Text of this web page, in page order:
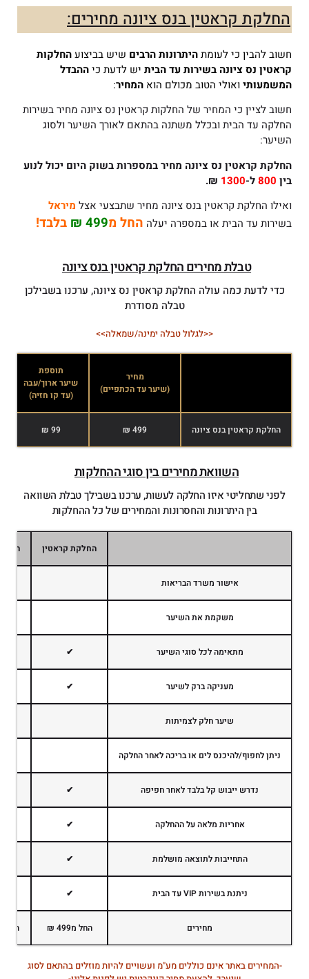
החלקת קראטין בנס ציונה מחירים:
חשוב להבין כי לעומתהיתרונות הרבים שיש בביצועהחלקות
קראטין נס ציונה בשירות עד הבית יש לדעת כיההבדל
המשמעותיואולי הטוב מכולם הוא המחיר:
חשוב לציין כי המחיר של החלקות קראטין נס ציונה מחיר בשירות
החלקה עד הבית ובכלל משתנה בהתאם לאורך השיער ולסוג
השיער:
החלקת קראטין נס ציונה מחיר במספרות בשוק היום יכול לנוע
בין 800ל-1300
₪.
ואילו החלקת קראטין בנס ציונה מחיר שתבצעי אצל מיראל
בשירות עד הבית או במספרה יעלה החל מ499 ₪ בלבד!
טבלת מחירים החלקת קראטין בנס ציונה
כדי לדעת כמה עולה החלקת קראטין נס ציונה, ערכנו בשבילכן
טבלה מסודרת
<<לגלול טבלה ימינה/שמאלה>>
מחיר
(שיער עד הכתפיים)
תוספת
שיער ארוך/עבה
(עד קו חזיה)
החלקת קראטין בנס ציונה 499 ₪
99 ₪
השוואת מחירים בין סוגי ההחלקות
לפני שתחליטי איזו החלקה לעשות, ערכנו בשבילך טבלת השוואה
בין היתרונות והחסרונות והמחירים של כל ההחלקות
החלקת קראטין
אישור משרד הבריאות
משקמת את השיער
מתאימה לכל סוגי השיער ✔
מעניקה ברק לשיער ✔
שיער חלק לצמיתות
ניתן לחפוף/להיכנס לים או בריכה לאחר החלקה
נדרש ייבוש קל בלבד לאחר חפיפה ✔
אחריות מלאה על ההחלקה ✔
התחייבות לתוצאה מושלמת ✔
ניתנת בשירות VIP עד הבית ✔
מחירים החל מ499 ₪ החל
-המחירים באתר אינם כוללים מע"מ ועשויים להיות מוזלים בהתאם לסוג